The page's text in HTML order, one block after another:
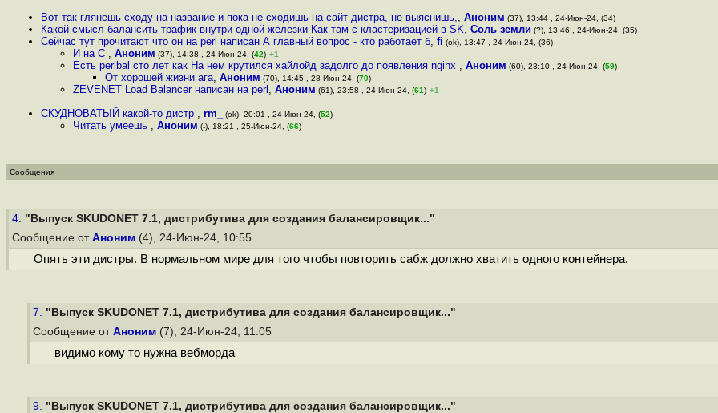
Вот так глянешь сходу на название и пока не сходишь на сайт дистра, не выяснишь,, Аноним (37), 13:44 , 24-Июн-24, (34)
Какой смысл балансить трафик внутри одной железки Как там с кластеризацией в SK, Соль земли (?), 13:46 , 24-Июн-24, (35)
Сейчас тут прочитают что он на perl написан А главный вопрос - кто работает б, fi (ok), 13:47 , 24-Июн-24, (36)
И на C , Аноним (37), 14:38 , 24-Июн-24, (42) +1
Есть perlbal сто лет как На нем крутился хайлойд задолго до появления nginx , Аноним (60), 23:10 , 24-Июн-24, (59)
От хорошей жизни ага, Аноним (70), 14:45 , 28-Июн-24, (70)
ZEVENET Load Balancer написан на perl , Аноним (61), 23:58 , 24-Июн-24, (61) +1
СКУДНОВАТЫЙ какой-то дистр , rm_ (ok), 20:01 , 24-Июн-24, (52)
Читать умеешь , Аноним (-), 18:21 , 25-Июн-24, (66)
Сообщения
4. "Выпуск SKUDONET 7.1, дистрибутива для создания балансировщик..."
Сообщение от Аноним (4), 24-Июн-24, 10:55
Опять эти дистры. В нормальном мире для того чтобы повторить сабж должно хватить одного контейнера.
7. "Выпуск SKUDONET 7.1, дистрибутива для создания балансировщик..."
Сообщение от Аноним (7), 24-Июн-24, 11:05
видимо кому то нужна вебморда
9. "Выпуск SKUDONET 7.1, дистрибутива для создания балансировщик..."